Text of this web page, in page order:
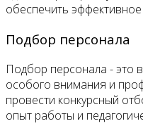
обеспечить
Подбор персонала
Подбор персонала - это
особого внимания и
провести конкурсный
опыт работы и